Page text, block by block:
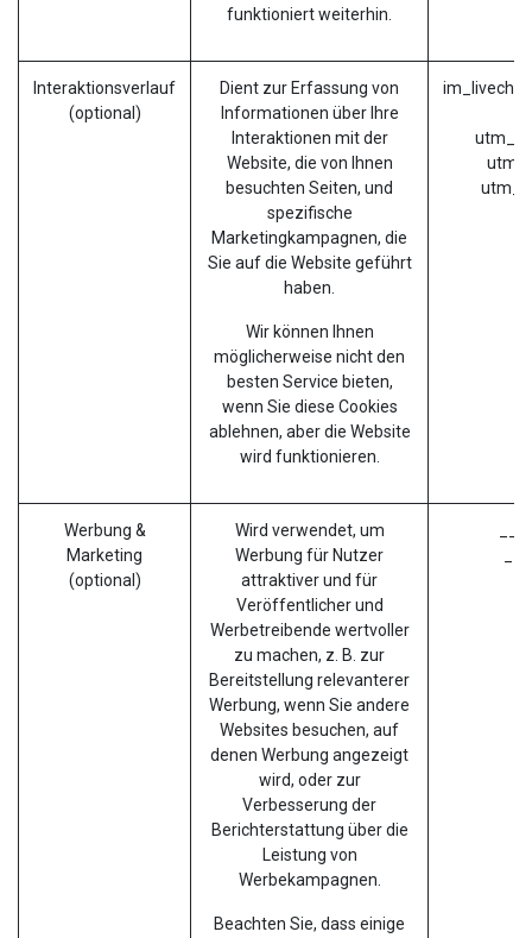
funktioniert weiterhin.
Interaktionsverlauf
(optional)
Dient zur Erfassung von
Informationen über Ihre
Interaktionen mit der
Website, die von Ihnen
besuchten Seiten, und
spezifische
Marketingkampagnen, die
Sie auf die Website geführt
haben.
Wir können Ihnen
möglicherweise nicht den
besten Service bieten,
wenn Sie diese Cookies
ablehnen, aber die Website
wird funktionieren.
Werbung &
Marketing
(optional)
Wird verwendet, um
Werbung für Nutzer
attraktiver und für
Veröffentlicher und
Werbetreibende wertvoller
zu machen, z. B. zur
Bereitstellung relevanterer
Werbung, wenn Sie andere
Websites besuchen, auf
denen Werbung angezeigt
wird, oder zur
Verbesserung der
Berichterstattung über die
Leistung von
Werbekampagnen.
Beachten Sie, dass einige